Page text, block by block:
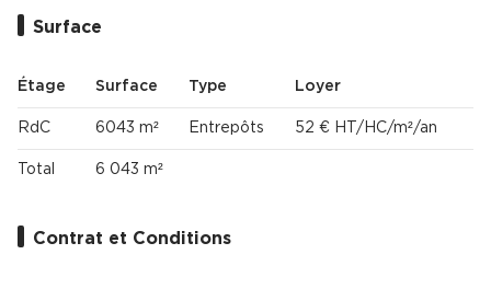
Surface
Étage Surface Type Loyer
RdC 6043 m² Entrepôts 52 € HT/HC/m²/an
Total 6 043 m²
Contrat et Conditions